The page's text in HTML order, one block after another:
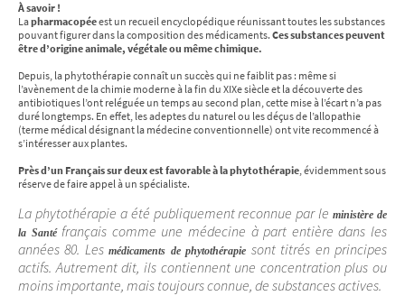
À savoir !
Lapharmacopéeest un recueil encyclopédique réunissant toutes les substances
pouvant figurer dans la composition des médicaments. Ces substances peuvent
être d’origine animale, végétale ou même chimique.
Depuis, la phytothérapie connaît un succès qui ne faiblit pas : même si
l’avènement de la chimie moderne à la fin du XIXe siècle et la découverte des
antibiotiques l’ont reléguée un temps au second plan, cette mise à l’écart n’a pas
duré longtemps. En effet, les adeptes du naturel ou les déçus de l’allopathie
(terme médical désignant la médecine conventionnelle) ont vite recommencé à
s’intéresser aux plantes.
Près d’un Français sur deux est favorable à la phytothérapie, évidemment sous
réserve de faire appel à un spécialiste.
La phytothérapie a été publiquement reconnue par leministère de
la Santéfrançais comme une médecine à part entière dans les
années 80. Lesmédicaments de phytothérapie sont titrés en principes
actifs. Autrement dit, ils contiennent une concentration plus ou
moins importante, mais toujours connue, de substances actives.